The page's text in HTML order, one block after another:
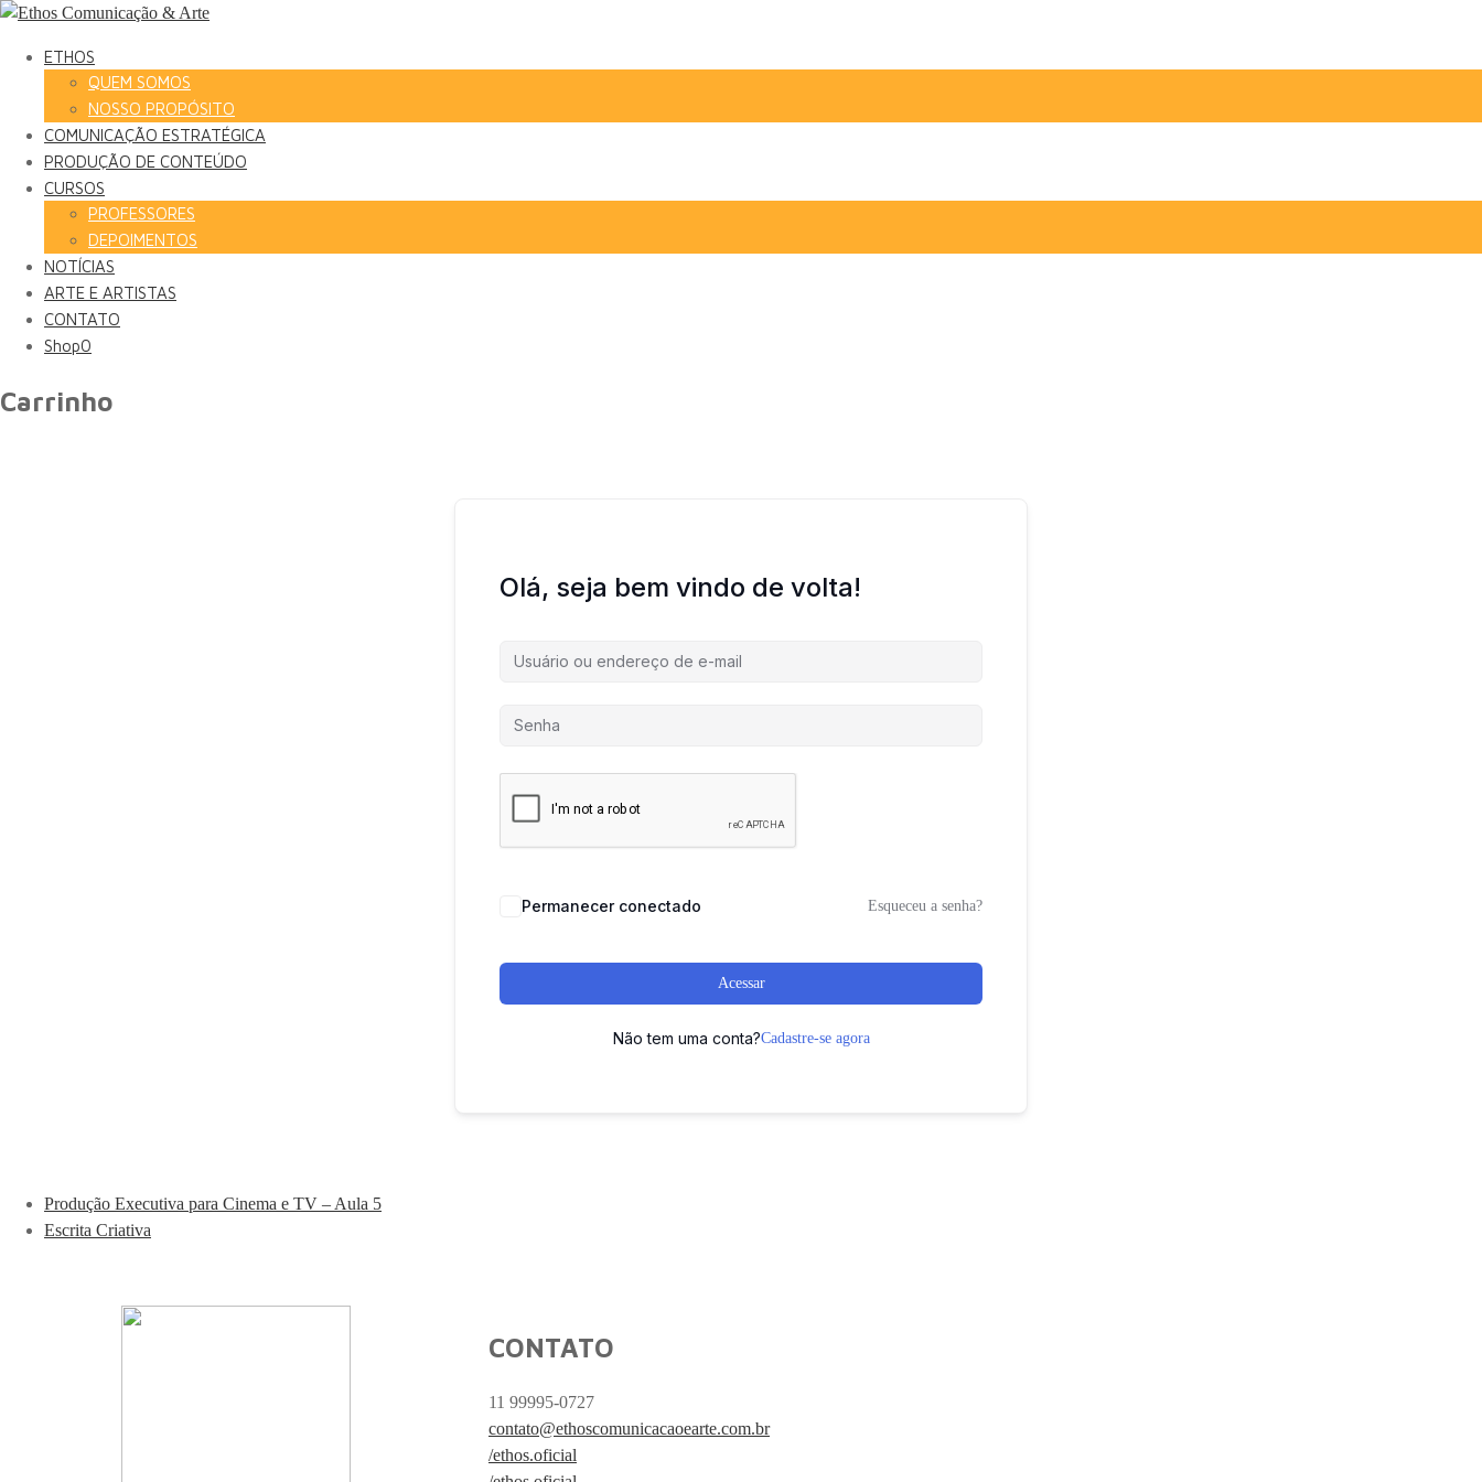
ETHOS
QUEM SOMOS
NOSSO PROPÓSITO
COMUNICAÇÃO ESTRATÉGICA
PRODUÇÃO DE CONTEÚDO
CURSOS
PROFESSORES
DEPOIMENTOS
NOTÍCIAS
ARTE E ARTISTAS
CONTATO
Shop0
Carrinho
Olá, seja bem vindo de volta!
Permanecer conectado Esqueceu a senha?
Acessar
Não tem uma conta?Cadastre-se agora
Produção Executiva para Cinema e TV – Aula 5
Escrita Criativa
CONTATO
11 99995-0727
contato@ethoscomunicacaoearte.com.br
/ethos.oficial